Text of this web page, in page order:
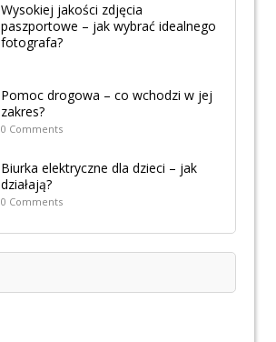
Wysokiej jakości zdjęcia
paszportowe – jak wybrać idealnego
fotografa?
Pomoc drogowa – co wchodzi w jej
zakres?
0 Comments
Biurka elektryczne dla dzieci – jak
działają?
0 Comments